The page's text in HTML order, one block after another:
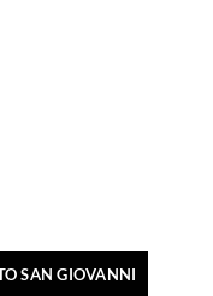
SAN GIOVANNI